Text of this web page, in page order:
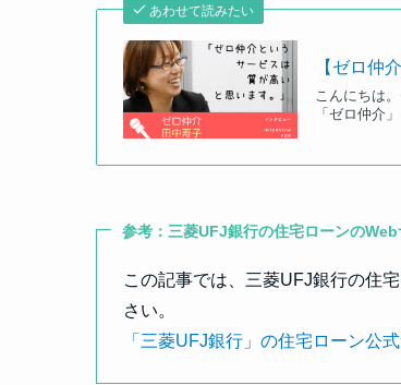
あわせて読みたい
【ゼロ仲
こんにちは
「ゼロ仲介
参考：三菱UFJ銀行の住宅ローンの
この記事では、三菱UFJ銀行の住
さい。
「三菱UFJ銀行」の住宅ローン公